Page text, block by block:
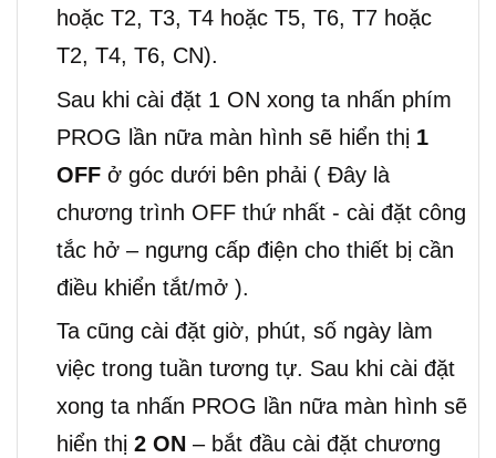
hoặc T2, T3, T4 hoặc T5, T6, T7 hoặc
T2, T4, T6, CN).
Sau khi cài đặt 1 ON xong ta nhấn phím
PROG lần nữa màn hình sẽ hiển thị 1
OFF ở góc dưới bên phải ( Đây là
chương trình OFF thứ nhất - cài đặt công
tắc hở – ngưng cấp điện cho thiết bị cần
điều khiển tắt/mở ).
Ta cũng cài đặt giờ, phút, số ngày làm
việc trong tuần tương tự. Sau khi cài đặt
xong ta nhấn PROG lần nữa màn hình sẽ
hiển thị 2 ON – bắt đầu cài đặt chương